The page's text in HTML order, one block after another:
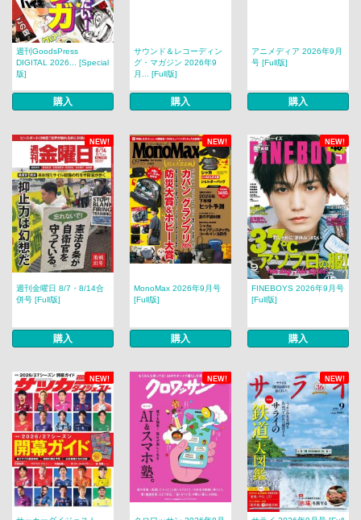
週刊GoodsPress
DIGITAL 2026... [Special
版]
購入
サウンド＆レコーディン
グ・マガジン 2026年9
月... [Full版]
購入
アニメディア 2026年9月
号 [Full版]
購入
NEW! NEW! NEW!
週刊金曜日 8/7・8/14合
併号 [Full版]
購入
MonoMax 2026年9月号
[Full版]
購入
FINEBOYS 2026年9月号
[Full版]
購入
NEW! NEW! NEW!